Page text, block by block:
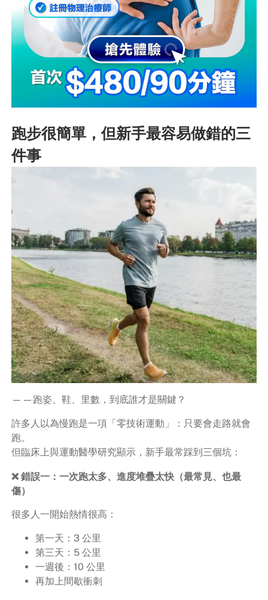
跑步很簡單，但新手最容易做錯的三
件事
——跑姿、鞋、里數，到底誰才是關鍵？
許多人以為慢跑是一項「零技術運動」：只要會走路就會
跑。
但臨床上與運動醫學研究顯示，新手最常踩到三個坑：
❌ 錯誤一：一次跑太多、進度堆疊太快（最常見、也最
傷）
很多人一開始熱情很高：
第一天：3 公里
第三天：5 公里
一週後：10 公里
再加上間歇衝刺